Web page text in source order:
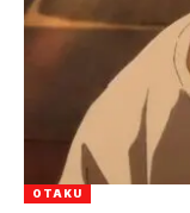
OTAKU